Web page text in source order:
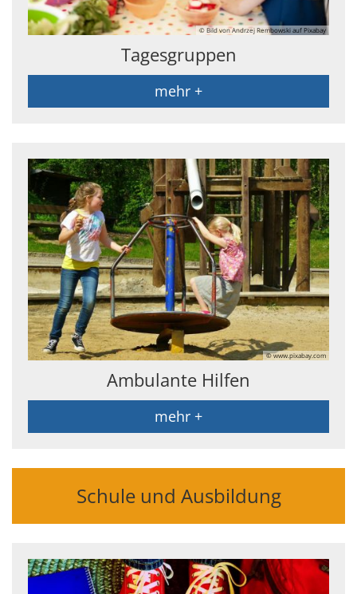
© Bild von Andrzej Rembowski auf Pixabay
Tagesgruppen
mehr +
© www.pixabay.com
Ambulante Hilfen
mehr +
Schule und Ausbildung